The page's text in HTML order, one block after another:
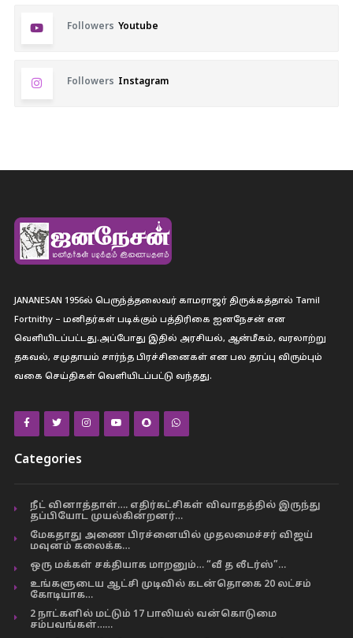
Followers Youtube
Followers Instagram
JANANESAN 1956ல் பெருந்த்தலைவர் காமராஜர் திருக்கத்தால் Tamil
Fortnithy – மனிதர்கள் படிக்கும் பத்திரிகை ஐனநேசன் என
வெளியிடப்பட்டது.அப்போது இதில் அரசியல், ஆன்மீகம், வரலாற்று
தகவல், சமுதாயம் சார்ந்த பிரச்சினைகள் என பல தரப்பு விரும்பும்
வகை செய்திகள் வெளியிடப்பட்டு வந்தது.
Categories
நீட் வினாத்தாள்…. எதிர்கட்சிகள் விவாதத்தில் இருந்து
தப்பியோட முயல்கின்றனர்…
மேகதாது அணை பிரச்னையில் முதலமைச்சர் விஜய்
மவுனம் கலைக்க…
ஒரு மக்கள் சக்தியாக மாறனும்… “வீ த லீடர்ஸ்”…
உங்களுடைய ஆட்சி முடிவில் கடன்தொகை 20 லட்சம்
கோடியாக…
2 நாட்களில் மட்டும் 17 பாலியல் வன்கொடுமை
சம்பவங்கள்……